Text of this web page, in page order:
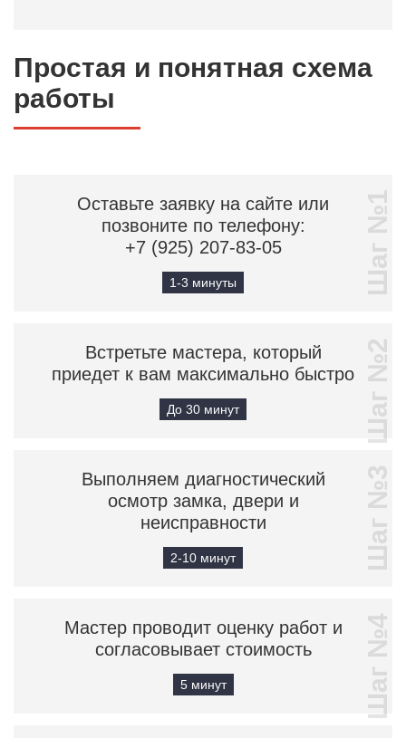
Простая и понятная схема
работы
Оставьте заявку на сайте или
позвоните по телефону:
+7 (925) 207-83-05
1-3 минуты Шаг №1
Встретьте мастера, который
приедет к вам максимально быстро
До 30 минут Шаг №2
Выполняем диагностический
осмотр замка, двери и
неисправности
2-10 минут Шаг №3
Мастер проводит оценку работ и
согласовывает стоимость
5 минут Шаг №4